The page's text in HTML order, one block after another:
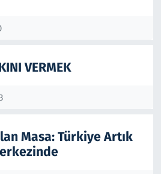
VERMEK
Masa: Türkiye Artık